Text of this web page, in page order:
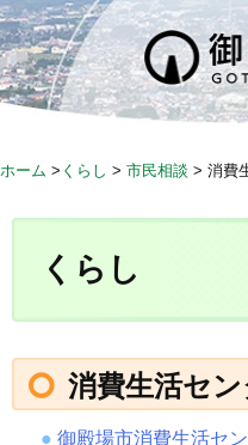
S
k
i
p
ホーム > くらし > 市民相談 > 消費
くらし
消費生活セ
御殿場市消費生活セ